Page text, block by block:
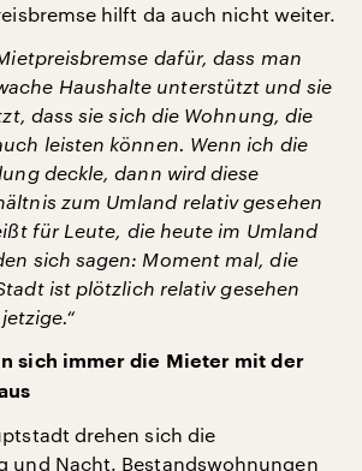
hilft da auch nicht weiter.
dafür, dass man
Haushalte unterstützt und sie
dass sie sich die Wohnung, die
leisten können. Wenn ich die
deckle, dann wird diese
zum Umland relativ gesehen
für Leute, die heute im Umland
sich sagen: Moment mal, die
ist plötzlich relativ gesehen
sich immer die Mieter mit der
drehen sich die
und Nacht. Bestandswohnungen